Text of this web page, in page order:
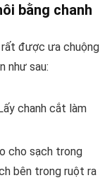
bằng chanh
rất được ưa chuộng
như sau:
chanh cắt làm
cho sạch trong
bên trong ruột ra